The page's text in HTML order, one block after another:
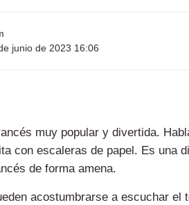
junio de 2023 16:06
muy popular y divertida.
con escaleras de papel. Es una
de forma amena.
acostumbrarse a escuchar el